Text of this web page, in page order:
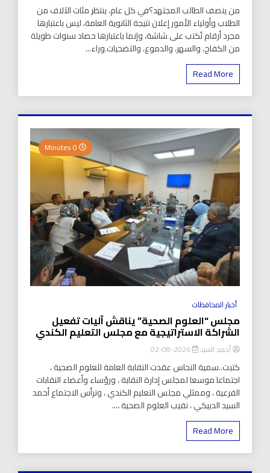
من ينصف الطالب المجتهد؟في كل عام، ينتظر مئات الآلاف من
الطلاب وأولياء الأمور إعلان نتيجة الثانوية العامة، ليس باعتبارها
مجرد أرقام تُكتب على شاشة، وإنما باعتبارها حصاد سنوات طويلة
من الكفاح، والسهر، والدموع، والتضحيات.وراء...
Read More
أخبار المحافظات
مجلس “العلوم الصحية” يناقش آليات تفعيل
الشراكة الاستراتيجية مع مجلس التعليم الكندي
أحمد السيد 2026-08-02
كتبت..سمية النحاس عقدت النقابة العامة للعلوم الصحية ،
اجتماعا موسعا لمجلس إدارة النقابة ، ورؤساء وأعضاء النقابات
الفرعية ، وممثلي مجلس التعليم الكندي ، وترأس الاجتماع أحمد
السيد الدبيكي ، نقيب العلوم الصحية ،...
Read More